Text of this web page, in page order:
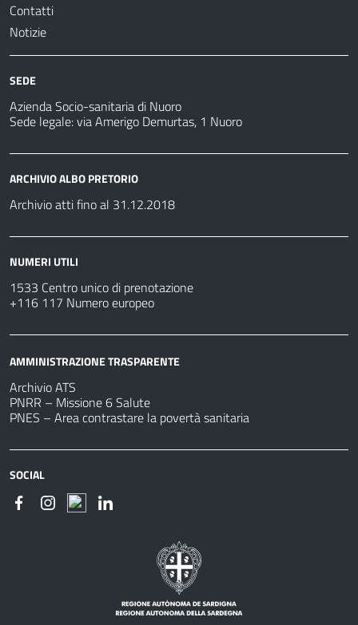
Contatti
Notizie
SEDE
Azienda Socio-sanitaria di Nuoro
Sede legale: via Amerigo Demurtas, 1 Nuoro
ARCHIVIO ALBO PRETORIO
Archivio atti fino al 31.12.2018
NUMERI UTILI
1533 Centro unico di prenotazione
+116 117 Numero europeo
AMMINISTRAZIONE TRASPARENTE
Archivio ATS
PNRR – Missione 6 Salute
PNES – Area contrastare la povertà sanitaria
SOCIAL